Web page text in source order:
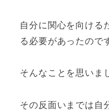
自分に関心を向ける
る必要があったので
そんなことを思いま
その反面いまでは自